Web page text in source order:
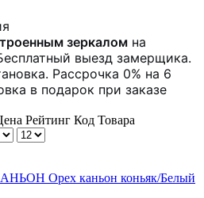
зеркалом на
выезд замерщика.
Рассрочка 0% на 6
в подарок при заказе
Рейтинг Код Товара